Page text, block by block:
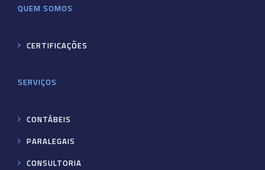
QUEM SOMOS
CERTIFICAÇÕES
SERVIÇOS
CONTÁBEIS
PARALEGAIS
CONSULTORIA